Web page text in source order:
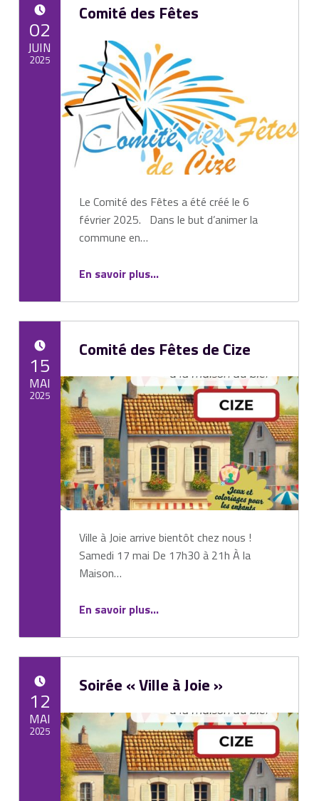
Comité des Fêtes
Le Comité des Fêtes a été créé le 6
février 2025. Dans le but d’animer la
commune en…
En savoir plus…
02
JUIN
2025
Comité des Fêtes de Cize
Ville à Joie arrive bientôt chez nous !
Samedi 17 mai De 17h30 à 21h À la
Maison…
En savoir plus…
15
MAI
2025
Soirée « Ville à Joie »
12
MAI
2025